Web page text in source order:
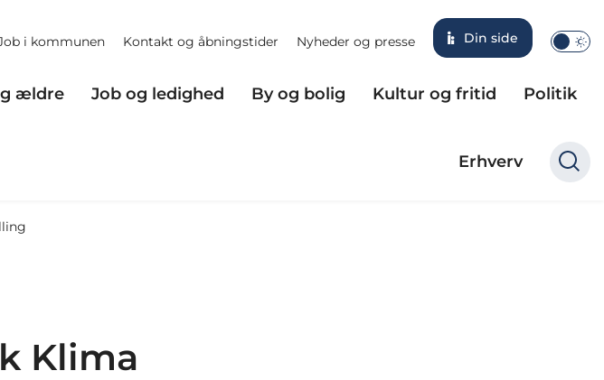
i kommunen Kontakt og åbningstider Nyheder og presse Din side
ældre Job og ledighed By og bolig Kultur og fritid Politik
Erhverv
Klima